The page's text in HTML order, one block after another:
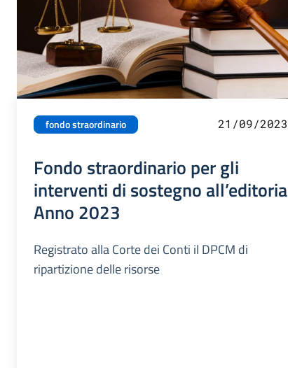
fondo straordinario 21/09/2023
Fondo straordinario per gli
interventi di sostegno all’editoria
Anno 2023
Registrato alla Corte dei Conti il DPCM di
ripartizione delle risorse